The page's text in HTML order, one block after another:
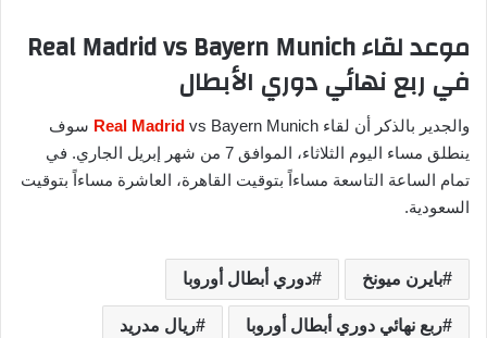
موعد لقاء Real Madrid vs Bayern Munich
في ربع نهائي دوري الأبطال
والجدير بالذكر أن لقاء Real Madrid vs Bayern Munich سوف
ينطلق مساء اليوم الثلاثاء، الموافق 7 من شهر إبريل الجاري. في
تمام الساعة التاسعة مساءاً بتوقيت القاهرة، العاشرة مساءاً بتوقيت
السعودية.
بايرن ميونخ دوري أبطال أوروبا
ربع نهائي دوري أبطال أوروبا ريال مدريد